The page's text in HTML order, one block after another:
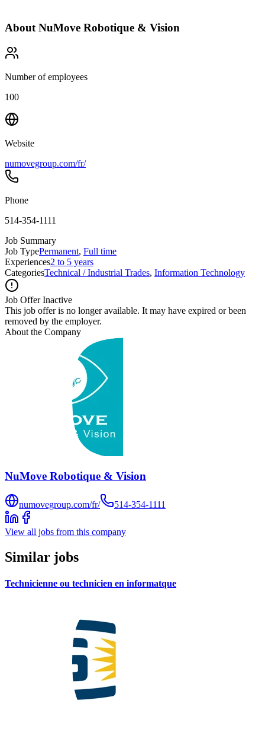
About NuMove Robotique & Vision
Number of employees
100
Website
numovegroup.com/fr/
Phone
514-354-1111
Job Summary
Job TypePermanent, Full time
Experiences2 to 5 years
CategoriesTechnical / Industrial Trades, Information Technology
Job Offer Inactive
This job offer is no longer available. It may have expired or been
removed by the employer.
About the Company
NuMove Robotique & Vision
numovegroup.com/fr/ 514-354-1111
View all jobs from this company
Similar jobs
Technicienne ou technicien en informatque